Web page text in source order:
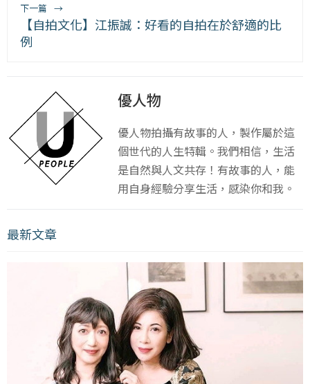
下一篇 →
【自拍文化】江振誠：好看的自拍在於舒適的比
例
優人物
優人物拍攝有故事的人，製作屬於這
個世代的人生特輯。我們相信，生活
是自然與人文共存！有故事的人，能
用自身經驗分享生活，感染你和我。
最新文章